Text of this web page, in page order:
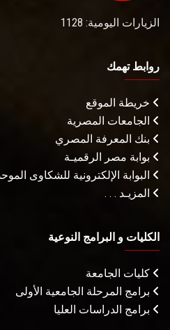
الزيارات اليومية: 1128
روابط تهمك
خريطة الموقع
الجامعات المصرية
بنك المعرفة المصري
بوابة مصر الرقميـة
البوابة الإلكترونية للشكاوى
المزيـد . . .
الكليات و البرامج النوعية
كليات الجامعة
برامج المرحلة الجامعية الأولى
برامج الدراسات العليا